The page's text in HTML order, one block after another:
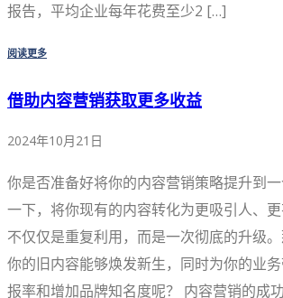
报告，平均企业每年花费至少2 […]
阅读更多
借助内容营销获取更多收益
2024年10月21日
你是否准备好将你的内容营销策略提升到
一下，将你现有的内容转化为更吸引人、
不仅仅是重复利用，而是一次彻底的升级
你的旧内容能够焕发新生，同时为你的业
报率和增加品牌知名度呢？ 内容营销的成